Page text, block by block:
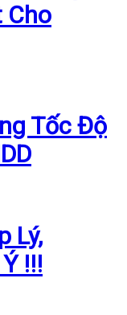
Cho
Tốc Độ
Lý,
!!!